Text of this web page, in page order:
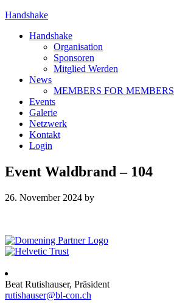
Handshake
Handshake
Organisation
Sponsoren
Mitglied Werden
News
MEMBERS FOR MEMBERS
Events
Galerie
Netzwerk
Kontakt
Login
Event Waldbrand – 104
26. November 2024 by
Beat Rutishauser, Präsident
rutishauser@bl-con.ch